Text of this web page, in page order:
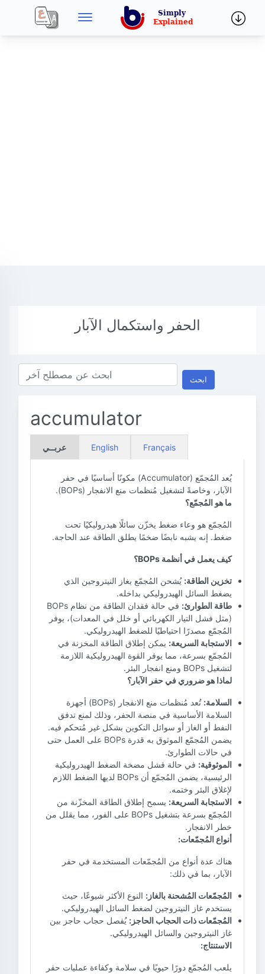
الحفر واستكمال الآبار
ابحث
accumulator
عربــي English Français
يُعد المُجمّع (Accumulator) مكونًا أساسيًا في حفر
الآبار، وخاصةً لتشغيل مُنظمات منع الانفجار (BOPs).
ما هو المُجمّع؟
المُجمّع هو وعاء ضغط يخزّن سائلًا هيدروليكيًا تحت
ضغط. إنه يشبه نابضًا ضخمًا يطلق الطاقة عند الحاجة.
كيف يعمل في أنظمة BOPs؟
تخزين الطاقة: يُشحن المُجمّع بغاز النيتروجين الذي
يضغط السائل الهيدروليكي بداخله.
طاقة الطوارئ:
في حالة فقدان الطاقة من نظام BOPs
(مثل فشل التيار الكهربائي أو خلل في المعدات)، يوفر
المُجمّع مصدرًا احتياطيًا للضغط الهيدروليكي.
الاستجابة السريعة: يمكن إطلاق الطاقة المخزنة في
المُجمّع بسرعة، مما يوفر القوة الهيدروليكية اللازمة
لتشغيل BOPs ومنع انفجار البئر.
لماذا هو ضروري في حفر الآبار؟
السلامة:
تُعد مُنظمات منع الانفجار (BOPs) أجهزة
السلامة الأساسية في منصة الحفر، وذلك لمنع تدفق
النفط أو الغاز أو سوائل التكوين بشكل غير مُتحكم فيه.
يضمن المُجمّع الموثوق به قدرة BOPs على العمل حتى
في حالات الطوارئ.
الموثوقية: في حالة فشل مضخة الضغط الهيدروليكية
الرئيسية، يضمن المُجمّع أن BOPs لديها الضغط اللازم
لإغلاق البئر وختمه.
الاستجابة السريعة: يسمح إطلاق الطاقة المخزّنة من
المُجمّع بسرعة بتشغيل BOPs على الفور، مما يقلل من
خطر الانفجار.
أنواع المُجمّعات:
هناك عدة أنواع من المُجمّعات المستخدمة في حفر
الآبار، بما في ذلك:
المُجمّعات المُشحنة بالغاز: النوع الأكثر شيوعًا، حيث
يستخدم غاز النيتروجين لضغط السائل الهيدروليكي.
المُجمّعات ذات الحجاب الحاجز: يُفصل حجاب حاجز بين
غاز النيتروجين والسائل الهيدروليكي.
الاستنتاج:
يلعب المُجمّع دورًا حيويًا في سلامة وكفاءة عمليات حفر